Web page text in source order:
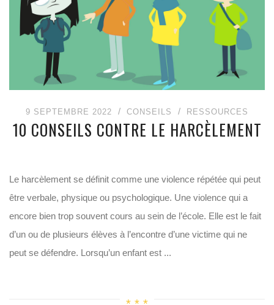
9 SEPTEMBRE 2022 CONSEILS RESSOURCES
10 CONSEILS CONTRE LE HARCÈLEMENT
Le harcèlement se définit comme une violence répétée qui peut
être verbale, physique ou psychologique. Une violence qui a
encore bien trop souvent cours au sein de l’école. Elle est le fait
d’un ou de plusieurs élèves à l’encontre d’une victime qui ne
peut se défendre. Lorsqu’un enfant est ...